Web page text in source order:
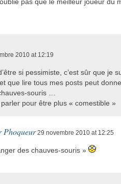
2010 at 12:19
si pessimiste, c’est sûr que je
que lire tous mes posts peut
souris …
pour être plus « comestible »
Phoqueur29 novembre 2010 at 12:25
des chauves-souris »